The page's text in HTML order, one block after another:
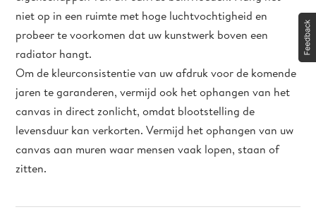
niet op in een ruimte met hoge luchtvochtigheid en
probeer te voorkomen dat uw kunstwerk boven een
radiator hangt.
Om de kleurconsistentie van uw afdruk voor de komende
jaren te garanderen, vermijd ook het ophangen van het
canvas in direct zonlicht, omdat blootstelling de
levensduur kan verkorten. Vermijd het ophangen van uw
canvas aan muren waar mensen vaak lopen, staan of
zitten.